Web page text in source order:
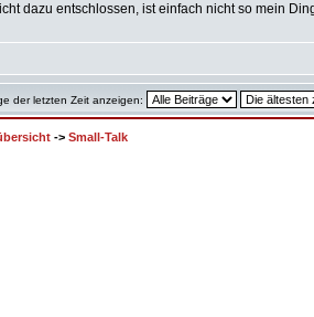
dazu entschlossen, ist einfach nicht so mein
der letzten Zeit anzeigen:
-> Small-Talk